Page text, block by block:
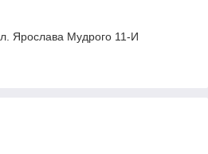
Ярослава Мудрого 11-И